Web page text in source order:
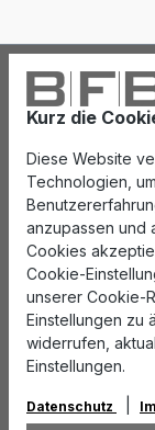
Kurz die
Diese Website
Technologien,
anzupassen und
Cookies
Cookie-
unserer Cookie-
Einstellungen zu
widerrufen,
Einstellungen.
Datenschutz